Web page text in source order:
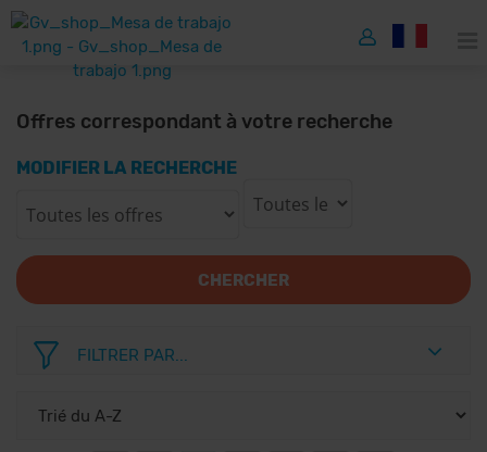
Offres correspondant à votre recherche
MODIFIER LA RECHERCHE
CHERCHER
FILTRER PAR...